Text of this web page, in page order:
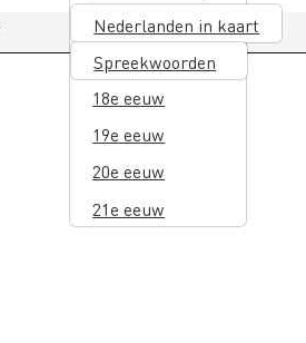
Nederlanden in kaart
16e eeuw
Spreekwoorden
17e eeuw
18e eeuw
19e eeuw
20e eeuw
21e eeuw